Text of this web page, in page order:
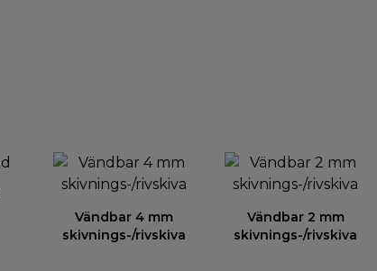
Vändbar 4 mm
skivnings-/rivskiva
Vändbar 2 mm
skivnings-/rivskiva